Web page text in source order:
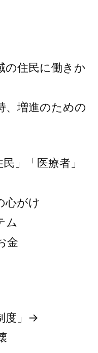
の住民に働きか
、増進のための
」「医療者」
心がけ
ム
金
度」→